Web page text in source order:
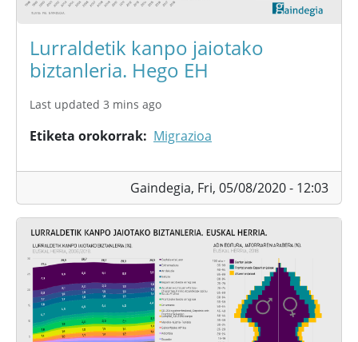
Lurraldetik kanpo jaiotako
biztanleria. Hego EH
Last updated 3 mins ago
Etiketa orokorrak Migrazioa
Gaindegia, Fri, 05/08/2020 - 12:03